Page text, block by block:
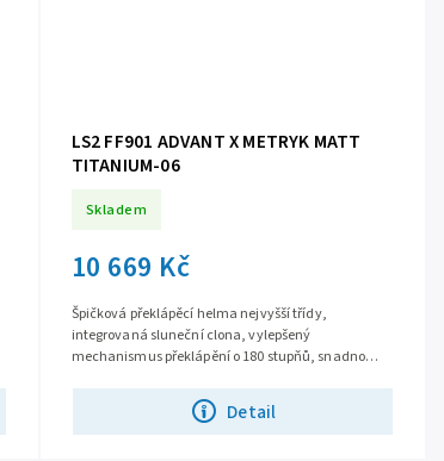
LS2 FF901 ADVANT X METRYK MATT
TITANIUM-06
Skladem
10 669 Kč
Detail
Špičková překlápěcí helma nejvyšší třídy,
integrovaná sluneční clona, vylepšený
mechanismus překlápění o 180 stupňů, snadno